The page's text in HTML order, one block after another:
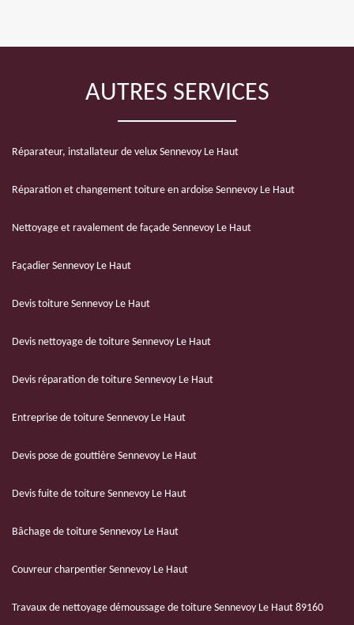
AUTRES SERVICES
Réparateur, installateur de velux Sennevoy Le Haut
Réparation et changement toiture en ardoise Sennevoy Le Haut
Nettoyage et ravalement de façade Sennevoy Le Haut
Façadier Sennevoy Le Haut
Devis toiture Sennevoy Le Haut
Devis nettoyage de toiture Sennevoy Le Haut
Devis réparation de toiture Sennevoy Le Haut
Entreprise de toiture Sennevoy Le Haut
Devis pose de gouttière Sennevoy Le Haut
Devis fuite de toiture Sennevoy Le Haut
Bâchage de toiture Sennevoy Le Haut
Couvreur charpentier Sennevoy Le Haut
Travaux de nettoyage démoussage de toiture Sennevoy Le Haut 89160